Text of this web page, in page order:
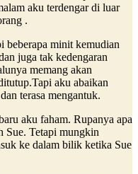
aku terdengar di luar
.
beberapa minit kemudian
juga tak kedengaran
memang akan
aku abaikan
terasa mengantuk.
aku faham. Rupanya apa
Sue. Tetapi mungkin
ke dalam bilik ketika Sue